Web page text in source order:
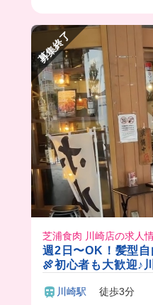
募集終了
芝浦食肉 川崎店の求人
週2日〜OK！髪型
🍖初心者も大歓迎♪
川崎駅 徒歩3分